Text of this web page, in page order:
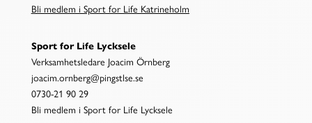
Bli medlem i Sport for Life Katrineholm
Sport for Life Lycksele
Verksamhetsledare Joacim Örnberg
joacim.ornberg@pingstlse.se
0730-21 90 29
Bli medlem i Sport for Life Lycksele